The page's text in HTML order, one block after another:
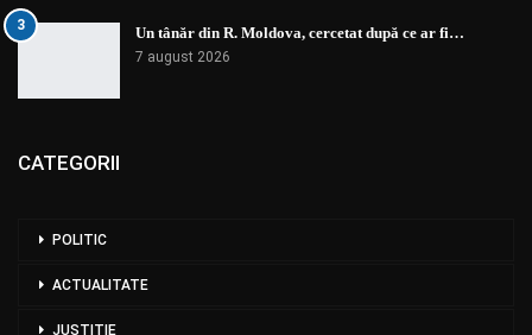
3 Un tânăr din R. Moldova, cercetat după ce ar fi…
7 august 2026
CATEGORII
POLITIC
ACTUALITATE
JUSTIȚIE